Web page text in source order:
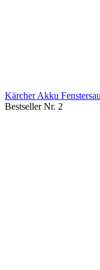
Kärcher Akku
Bestseller Nr. 2